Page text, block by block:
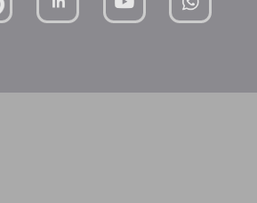
mutterhaus-xMBTtqOwC1KKBww